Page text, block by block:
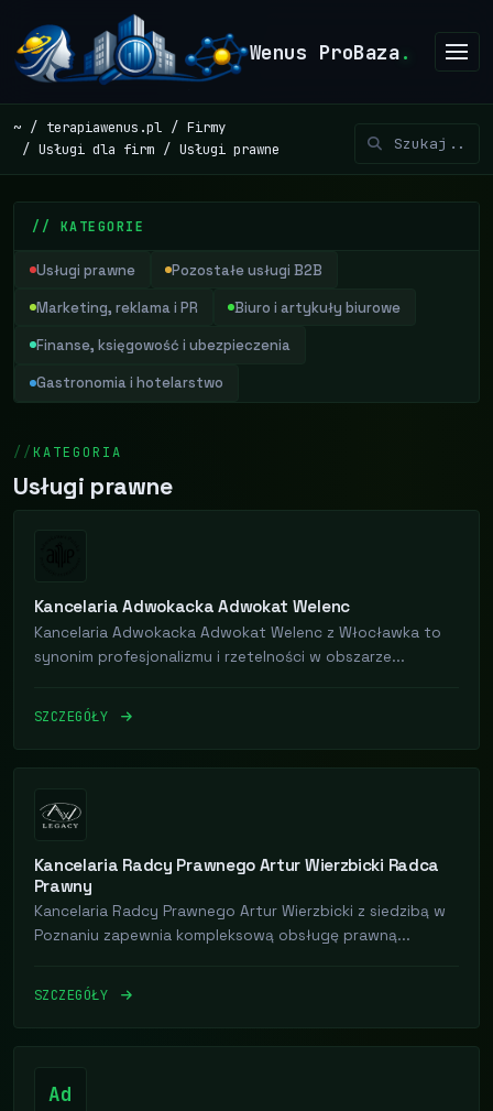
Wenus ProBaza.
~ terapiawenus.pl
Firmy
Usługi dla firm
Usługi prawne
// KATEGORIE
Usługi prawne Pozostałe usługi B2B
Marketing, reklama i PR Biuro i artykuły biurowe
Finanse, księgowość i ubezpieczenia
Gastronomia i hotelarstwo
KATEGORIA
Usługi prawne
Kancelaria Adwokacka Adwokat Welenc
Kancelaria Adwokacka Adwokat Welenc z Włocławka to
synonim profesjonalizmu i rzetelności w obszarze...
SZCZEGÓŁY
Kancelaria Radcy Prawnego Artur Wierzbicki Radca
Prawny
Kancelaria Radcy Prawnego Artur Wierzbicki z siedzibą w
Poznaniu zapewnia kompleksową obsługę prawną...
SZCZEGÓŁY
Ad